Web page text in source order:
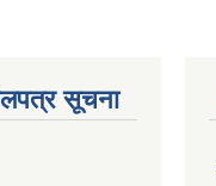
सूचना